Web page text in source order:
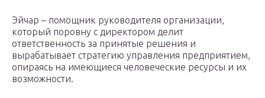
Эйчар – помощник руководителя организации,
который поровну с директором делит
ответственность за принятые решения и
вырабатывает стратегию управления предприятием,
опираясь на имеющиеся человеческие ресурсы и их
возможности.